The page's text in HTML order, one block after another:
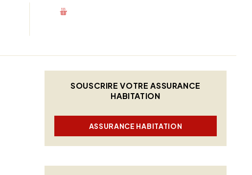
SOUSCRIRE VOTRE ASSURANCE
HABITATION
ASSURANCE HABITATION